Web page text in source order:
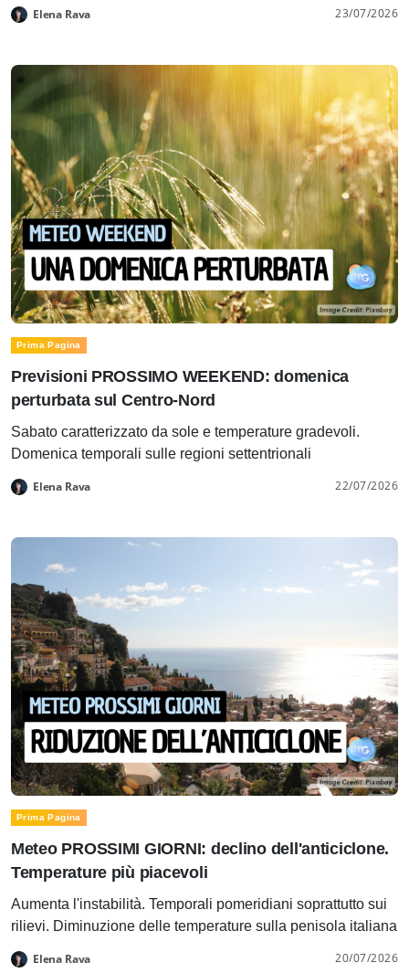
Elena Rava 23/07/2026
Prima Pagina
Previsioni PROSSIMO WEEKEND: domenica
perturbata sul Centro-Nord
Sabato caratterizzato da sole e temperature gradevoli.
Domenica temporali sulle regioni settentrionali
Elena Rava 22/07/2026
Prima Pagina
Meteo PROSSIMI GIORNI: declino dell'anticiclone.
Temperature più piacevoli
Aumenta l'instabilità. Temporali pomeridiani soprattutto sui
rilievi. Diminuzione delle temperature sulla penisola italiana
Elena Rava 20/07/2026